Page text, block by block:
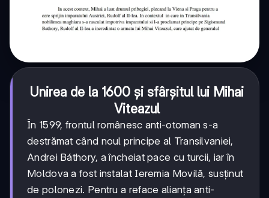
Unirea de la 1600 și sfârșitul lui Mihai
Viteazul
În 1599, frontul românesc anti-otoman s-a
destrămat când noul principe al Transilvaniei,
Andrei Báthory, a încheiat pace cu turcii, iar în
Moldova a fost instalat Ieremia Movilă, susținut
de polonezi. Pentru a reface alianța anti-